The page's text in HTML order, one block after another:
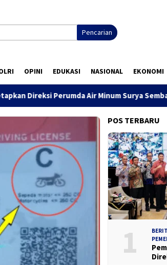
Pencarian
OPINI EDUKASI NASIONAL EKONOMI
Air Minum Surya Sembada Periode
POS TERBARU
1